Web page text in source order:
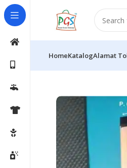
HomeKatalogAlamat